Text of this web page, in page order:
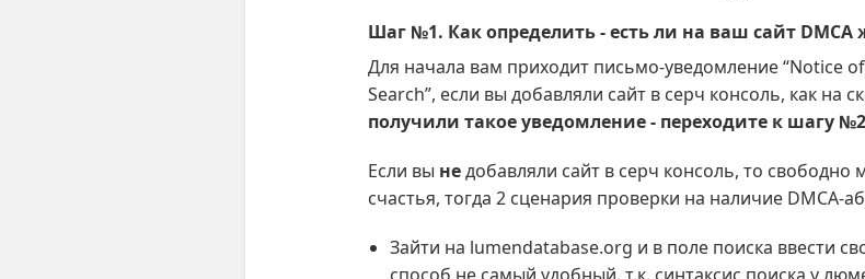
Шаг №1. Как определить - есть ли на ваш сайт DMCA
Для начала вам приходит письмо-уведомление “Notice
Search”, если вы добавляли сайт в серч консоль, как на
получили такое уведомление - переходите к шагу №2
Если вы недобавляли сайт в серч консоль, то свободно
счастья, тогда 2 сценария проверки на наличие DMCA-
Зайти на lumendatabase.org и в поле поиска ввести